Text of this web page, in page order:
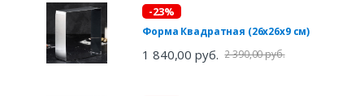
-23%
Форма Квадратная (26х26х9 см)
1 840,00 руб. 2 390,00 руб.